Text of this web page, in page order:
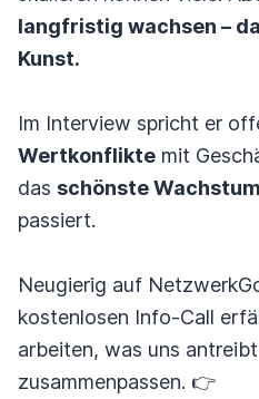
langfristig wachsen –
Kunst.
Im Interview spricht er
Wertkonflikte mit
das schönste
passiert.
Neugierig auf
kostenlosen Info-Call
arbeiten, was uns
zusammenpassen. 👉